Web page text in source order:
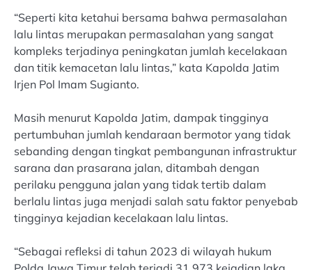
“Seperti kita ketahui bersama bahwa permasalahan
lalu lintas merupakan permasalahan yang sangat
kompleks terjadinya peningkatan jumlah kecelakaan
dan titik kemacetan lalu lintas,” kata Kapolda Jatim
Irjen Pol Imam Sugianto.
Masih menurut Kapolda Jatim, dampak tingginya
pertumbuhan jumlah kendaraan bermotor yang tidak
sebanding dengan tingkat pembangunan infrastruktur
sarana dan prasarana jalan, ditambah dengan
perilaku pengguna jalan yang tidak tertib dalam
berlalu lintas juga menjadi salah satu faktor penyebab
tingginya kejadian kecelakaan lalu lintas.
“Sebagai refleksi di tahun 2023 di wilayah hukum